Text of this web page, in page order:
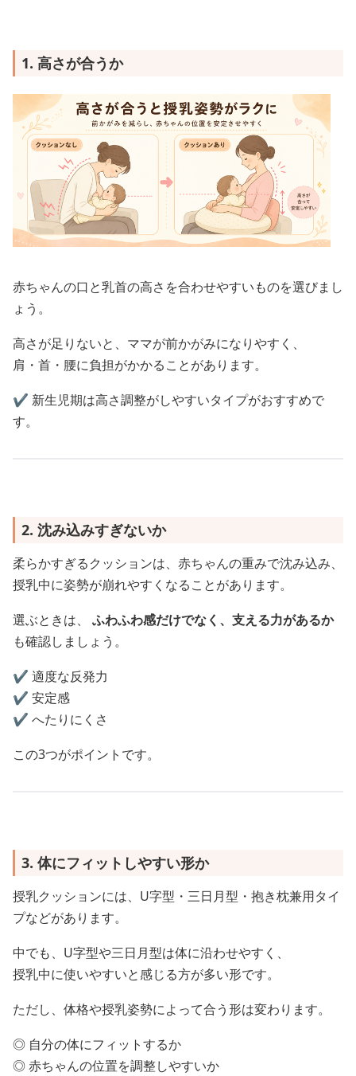
1. 高さが合うか
赤ちゃんの口と乳首の高さを合わせやすいものを選びまし
ょう。
高さが足りないと、ママが前かがみになりやすく、
肩・首・腰に負担がかかることがあります。
✔️ 新生児期は高さ調整がしやすいタイプがおすすめで
す。
2. 沈み込みすぎないか
柔らかすぎるクッションは、赤ちゃんの重みで沈み込み、
授乳中に姿勢が崩れやすくなることがあります。
選ぶときは、 ふわふわ感だけでなく、支える力があるか
も確認しましょう。
✔️ 適度な反発力
✔️ 安定感
✔️ へたりにくさ
この3つがポイントです。
3. 体にフィットしやすい形か
授乳クッションには、U字型・三日月型・抱き枕兼用タイ
プなどがあります。
中でも、U字型や三日月型は体に沿わせやすく、
授乳中に使いやすいと感じる方が多い形です。
ただし、体格や授乳姿勢によって合う形は変わります。
◎ 自分の体にフィットするか
◎ 赤ちゃんの位置を調整しやすいか